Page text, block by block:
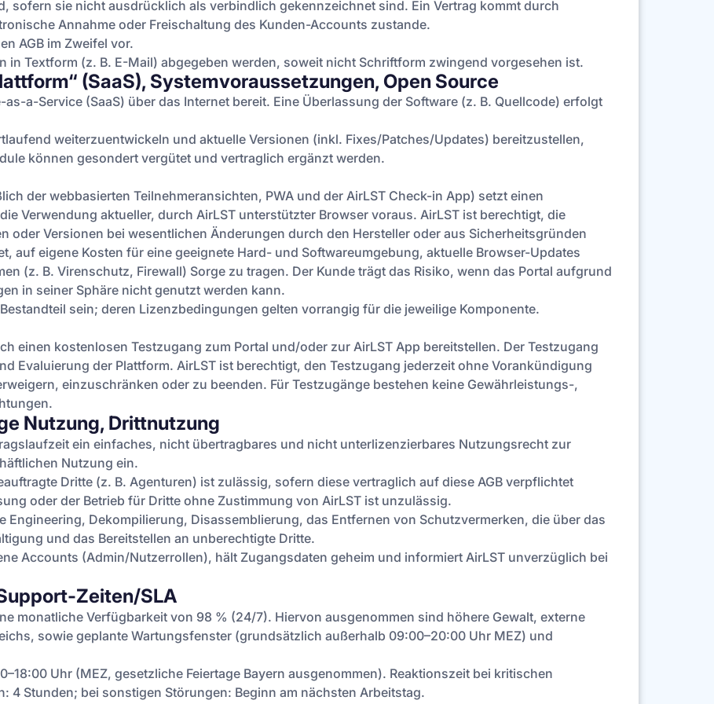
sofern sie nicht ausdrücklich als verbindlich gekennzeichnet sind. Ein Vertrag kommt durch
Annahme oder Freischaltung des Kunden-Accounts zustande.
AGB im Zweifel vor.
in Textform (z. B. E-Mail) abgegeben werden, soweit nicht Schriftform zwingend vorgesehen ist.
(SaaS), Systemvoraussetzungen, Open Source
a-Service (SaaS) über das Internet bereit. Eine Überlassung der Software (z. B. Quellcode) erfolgt
weiterzuentwickeln und aktuelle Versionen (inkl. Fixes/Patches/Updates) bereitzustellen,
können gesondert vergütet und vertraglich ergänzt werden.
der webbasierten Teilnehmeransichten, PWA und der AirLST Check-in App) setzt einen
Verwendung aktueller, durch AirLST unterstützter Browser voraus. AirLST ist berechtigt, die
oder Versionen bei wesentlichen Änderungen durch den Hersteller oder aus Sicherheitsgründen
auf eigene Kosten für eine geeignete Hard- und Softwareumgebung, aktuelle Browser-Updates
(z. B. Virenschutz, Firewall) Sorge zu tragen. Der Kunde trägt das Risiko, wenn das Portal aufgrund
in seiner Sphäre nicht genutzt werden kann.
sein; deren Lizenzbedingungen gelten vorrangig für die jeweilige Komponente.
einen kostenlosen Testzugang zum Portal und/oder zur AirLST App bereitstellen. Der Testzugang
Evaluierung der Plattform. AirLST ist berechtigt, den Testzugang jederzeit ohne Vorankündigung
einzuschränken oder zu beenden. Für Testzugänge bestehen keine Gewährleistungs-,
Nutzung, Drittnutzung
ein einfaches, nicht übertragbares und nicht unterlizenzierbares Nutzungsrecht zur
Nutzung ein.
Dritte (z. B. Agenturen) ist zulässig, sofern diese vertraglich auf diese AGB verpflichtet
oder der Betrieb für Dritte ohne Zustimmung von AirLST ist unzulässig.
Engineering, Dekompilierung, Disassemblierung, das Entfernen von Schutzvermerken, die über das
und das Bereitstellen an unberechtigte Dritte.
Accounts (Admin/Nutzerrollen), hält Zugangsdaten geheim und informiert AirLST unverzüglich bei
Zeiten/SLA
monatliche Verfügbarkeit von 98 % (24/7). Hiervon ausgenommen sind höhere Gewalt, externe
sowie geplante Wartungsfenster (grundsätzlich außerhalb 09:00–20:00 Uhr MEZ) und
Uhr (MEZ, gesetzliche Feiertage Bayern ausgenommen). Reaktionszeit bei kritischen
4 Stunden; bei sonstigen Störungen: Beginn am nächsten Arbeitstag.